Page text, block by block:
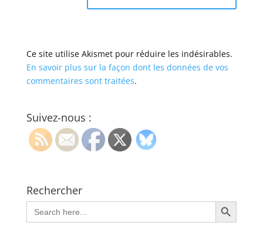
Ce site utilise Akismet pour réduire les indésirables.
En savoir plus sur la façon dont les données de vos
commentaires sont traitées.
Suivez-nous :
Rechercher
Search
for:
Search Button